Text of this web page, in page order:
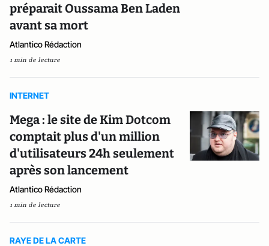
préparait Oussama Ben Laden
avant sa mort
Atlantico Rédaction
1 min de lecture
INTERNET
Mega : le site de Kim Dotcom
comptait plus d'un million
d'utilisateurs 24h seulement
après son lancement
Atlantico Rédaction
1 min de lecture
RAYE DE LA CARTE